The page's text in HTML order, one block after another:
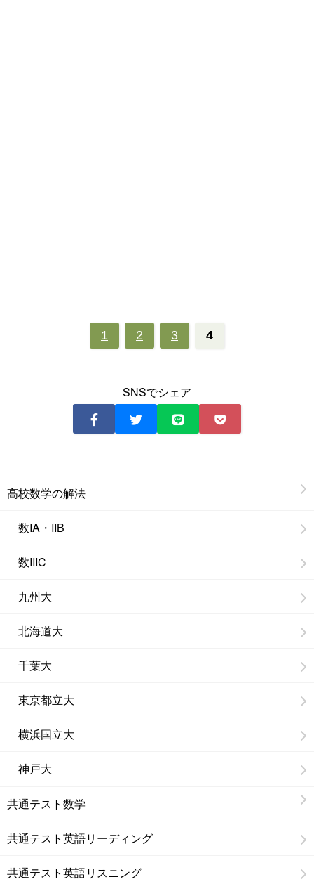
1 2 3 4
SNSでシェア
高校数学の解法
数IA・IIB
数IIIC
九州大
北海道大
千葉大
東京都立大
横浜国立大
神戸大
共通テスト数学
共通テスト英語リーディング
共通テスト英語リスニング